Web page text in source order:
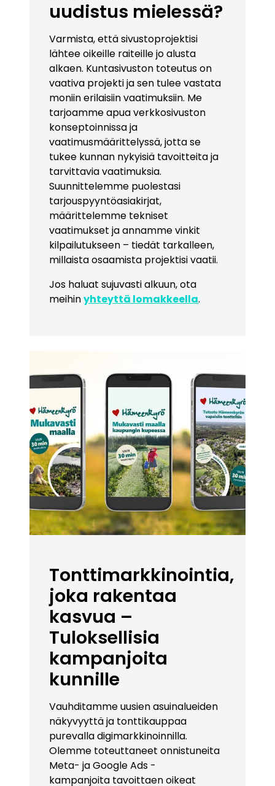
uudistus mielessä?
Varmista, että sivustoprojektisi
lähtee oikeille raiteille jo alusta
alkaen. Kuntasivuston toteutus on
vaativa projekti ja sen tulee vastata
moniin erilaisiin vaatimuksiin. Me
tarjoamme apua verkkosivuston
konseptoinnissa ja
vaatimusmäärittelyssä, jotta se
tukee kunnan nykyisiä tavoitteita ja
tarvittavia vaatimuksia.
Suunnittelemme puolestasi
tarjouspyyntöasiakirjat,
määrittelemme tekniset
vaatimukset ja annamme vinkit
kilpailutukseen – tiedät tarkalleen,
millaista osaamista projektisi vaatii.
Jos haluat sujuvasti alkuun, ota
meihinyhteyttä lomakkeella.
Tonttimarkkinointia,
joka rakentaa
kasvua –
Tuloksellisia
kampanjoita
kunnille
Vauhditamme uusien asuinalueiden
näkyvyyttä ja tonttikauppaa
purevalla digimarkkinoinnilla.
Olemme toteuttaneet onnistuneita
Meta- ja Google Ads -
kampanjoita tavoittaen oikeat